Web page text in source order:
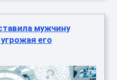
мужчину
его